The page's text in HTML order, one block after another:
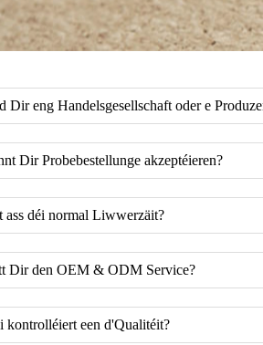
Dir eng Handelsgesellschaft oder e
Dir Probebestellunge akzeptéieren?
ass déi normal Liwwerzäit?
Dir den OEM & ODM Service?
kontrolléiert een d'Qualitéit?